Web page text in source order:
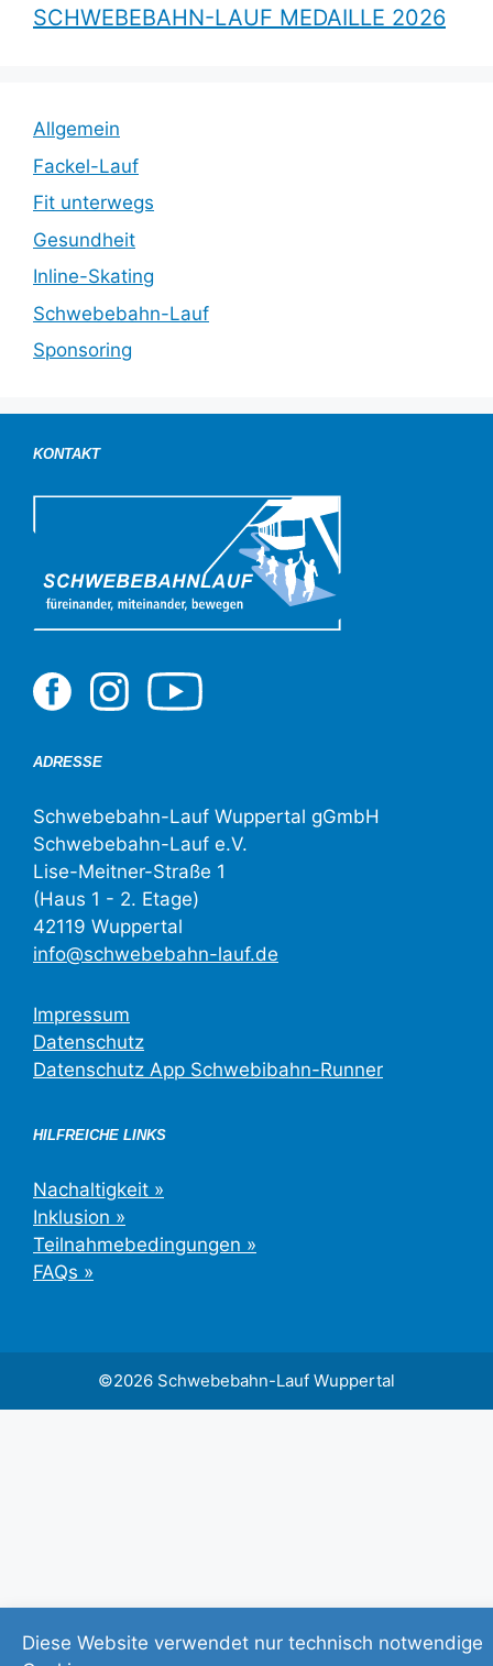
SCHWEBEBAHN-LAUF MEDAILLE 2026
Allgemein
Fackel-Lauf
Fit unterwegs
Gesundheit
Inline-Skating
Schwebebahn-Lauf
Sponsoring
KONTAKT
ADRESSE
Schwebebahn-Lauf Wuppertal gGmbH
Schwebebahn-Lauf e.V.
Lise-Meitner-Straße 1
(Haus 1 - 2. Etage)
42119 Wuppertal
info@schwebebahn-lauf.de
Impressum
Datenschutz
Datenschutz App Schwebibahn-Runner
HILFREICHE LINKS
Nachaltigkeit »
Inklusion »
Teilnahmebedingungen »
FAQs »
©2026 Schwebebahn-Lauf Wuppertal
Diese Website verwendet nur technisch notwendige